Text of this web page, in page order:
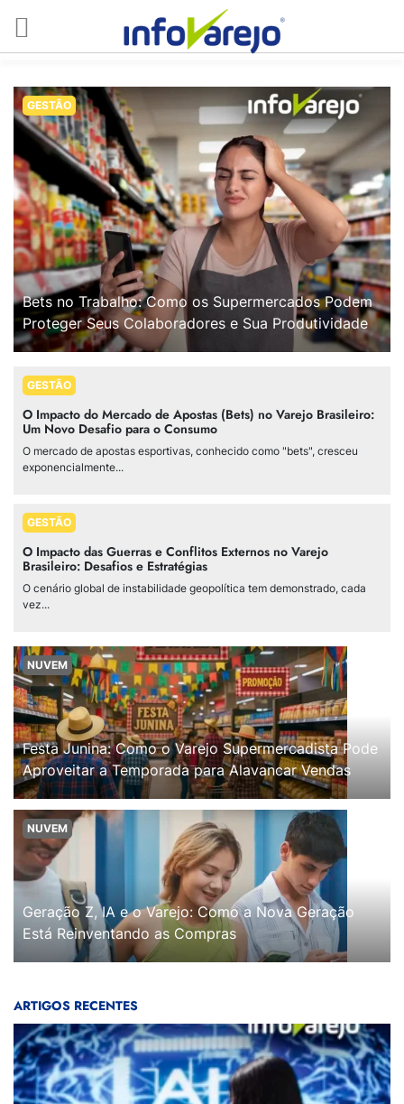
GESTÃO
Bets no Trabalho: Como os Supermercados Podem
Proteger Seus Colaboradores e Sua Produtividade
GESTÃO
O Impacto do Mercado de Apostas (Bets) no Varejo Brasileiro:
Um Novo Desafio para o Consumo
O mercado de apostas esportivas, conhecido como "bets", cresceu
exponencialmente...
GESTÃO
O Impacto das Guerras e Conflitos Externos no Varejo
Brasileiro: Desafios e Estratégias
O cenário global de instabilidade geopolítica tem demonstrado, cada
vez...
NUVEM
Festa Junina: Como o Varejo Supermercadista Pode
Aproveitar a Temporada para Alavancar Vendas
NUVEM
Geração Z, IA e o Varejo: Como a Nova Geração
Está Reinventando as Compras
ARTIGOS RECENTES